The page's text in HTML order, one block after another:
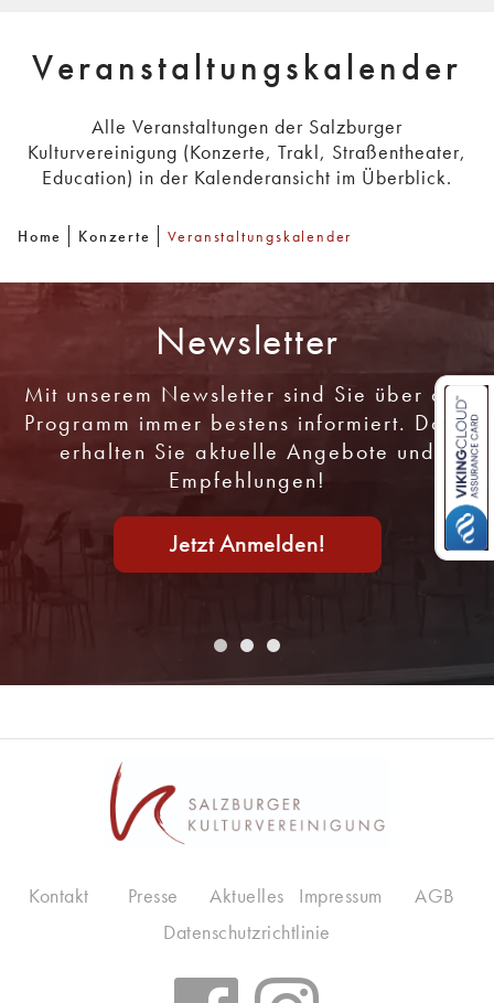
Veranstaltungskalender
Alle Veranstaltungen der Salzburger
Kulturvereinigung (Konzerte, Trakl, Straßentheater,
Education) in der Kalenderansicht im Überblick.
Home Konzerte Veranstaltungskalender
Newsletter
Mit unserem Newsletter sind Sie über das
Programm immer bestens informiert. Dazu
erhalten Sie aktuelle Angebote und
Empfehlungen!
Jetzt Anmelden!
Kontakt Presse Aktuelles Impressum
AGB
Datenschutzrichtlinie